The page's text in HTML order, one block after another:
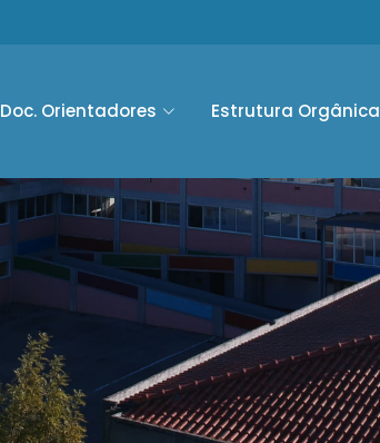
Doc. Orientadores Estrutura Orgânica